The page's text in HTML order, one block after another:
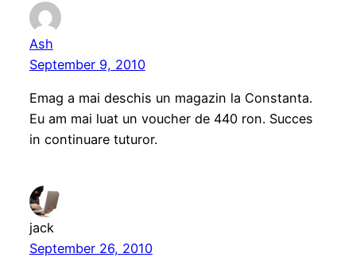
Ash
September 9, 2010
Emag a mai deschis un magazin la Constanta.
Eu am mai luat un voucher de 440 ron. Succes
in continuare tuturor.
jack
September 26, 2010